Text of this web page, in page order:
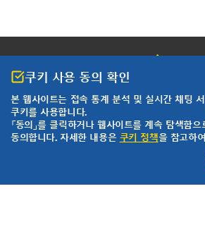
쿠키 사용 동의 확인
본 웹사이트는 접속 통계 분석 및 실시간 채팅
쿠키를 사용합니다.
「동의」를 클릭하거나 웹사이트를 계속 탐색함으
동의합니다. 자세한 내용은 쿠키 정책을 참고하
개인정보 처리방침
이용약
한국요꼬가와전기(주)
사업자등록번호 102-81-
경기도 용인시 기흥구 기흥로 58-1 기흥 ICT밸리 SK
16976 (분당선 기흥역 2번 출구